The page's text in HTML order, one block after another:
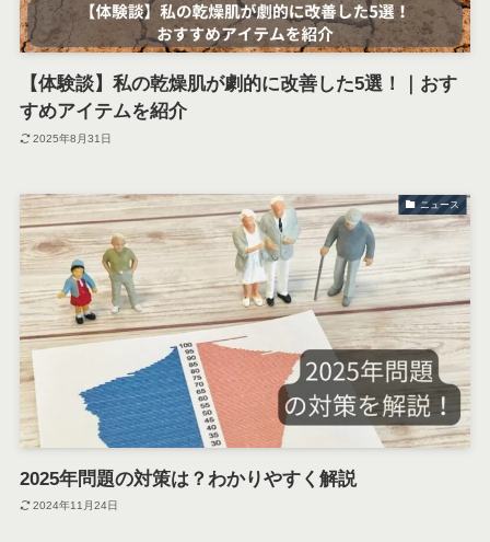
【体験談】私の乾燥肌が劇的に改善した5選！｜おす
すめアイテムを紹介
2025年8月31日
ニュース
2025年問題の対策は？わかりやすく解説
2024年11月24日